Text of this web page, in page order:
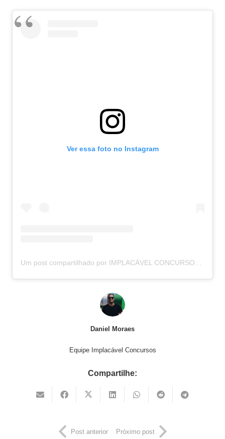
Ver essa foto no Instagram
Um post compartilhado por IMPLACÁVEL CONCURSOS (@implacavelconcursos)
Daniel Moraes
Equipe Implacável Concursos
Compartilhe:
Post anterior Próximo post